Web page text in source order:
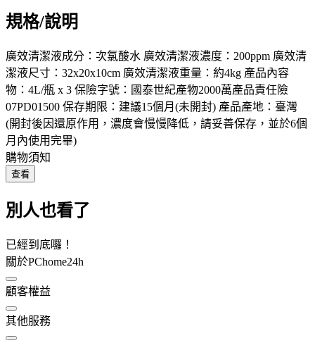
規格/說明
廣效清潔液成分：次氯酸水 廣效清潔液濃度：200ppm 廣效清
潔液尺寸：32x20x10cm 廣效清潔液重量：約4kg 產品內容
物：4L/瓶 x 3 保險字號：國泰世紀產物2000萬產品責任險
07PD01500 保存期限：建議15個月(未開封) 產品產地：臺灣
(開封後因還原作用，濃度會慢慢降低，請妥善保存，並於6個
月內使用完畢)
購物須知
查看
別人也看了
已經到底囉！
關於PChome24h
顧客權益
其他服務